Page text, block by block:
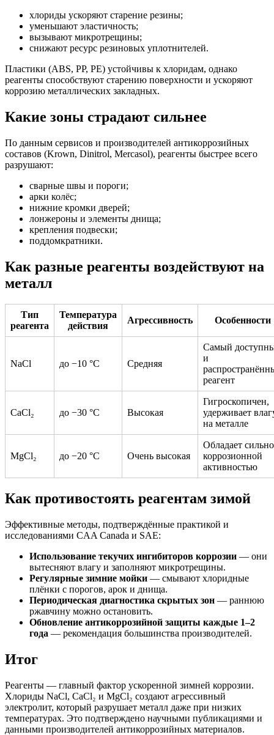
хлориды ускоряют старение резины;
уменьшают эластичность;
вызывают микротрещины;
снижают ресурс резиновых уплотнителей.
Пластики (ABS, PP, PE) устойчивы к хлоридам, однако
реагенты способствуют старению поверхности и ускоряют
коррозию металлических закладных.
Какие зоны страдают сильнее
По данным сервисов и производителей антикоррозийных
составов (Krown, Dinitrol, Mercasol), реагенты быстрее всего
разрушают:
сварные швы и пороги;
арки колёс;
нижние кромки дверей;
лонжероны и элементы днища;
крепления подвески;
поддомкратники.
Как разные реагенты воздействуют на
металл
Тип
реагента
Температура
действия
Агрессивность Особенности
NaCl до −10 °C Средняя
Самый
и
реагент
CaCl₂ до −30 °C Высокая
Гигроскопичен,
удерживает
на металле
MgCl₂ до −20 °C Очень высокая
Обладает
коррозионной
активностью
Как противостоять реагентам зимой
Эффективные методы, подтверждённые практикой и
исследованиями CAA Canada и SAE:
Использование текучих ингибиторов коррозии — они
вытесняют влагу и заполняют микротрещины.
Регулярные зимние мойки — смывают хлоридные
плёнки с порогов, арок и днища.
Периодическая диагностика скрытых зон — раннюю
ржавчину можно остановить.
Обновление антикоррозийной защиты каждые 1–2
года — рекомендация большинства производителей.
Итог
Реагенты — главный фактор ускоренной зимней коррозии.
Хлориды NaCl, CaCl₂ и MgCl₂ создают агрессивный
электролит, который разрушает металл даже при низких
температурах. Это подтверждено научными публикациями и
данными производителей антикоррозийных материалов.